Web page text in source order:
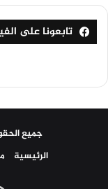
تابعونا على
جميع الحقوق
الرئيسية